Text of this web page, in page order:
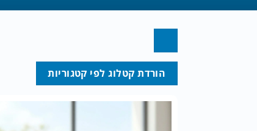
הורדת קטלוג לפי קטגוריות